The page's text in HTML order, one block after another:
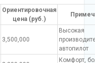
Ориентировочная
цена (руб.)
3,500,000
Высокая
автопилот
Комфорт,